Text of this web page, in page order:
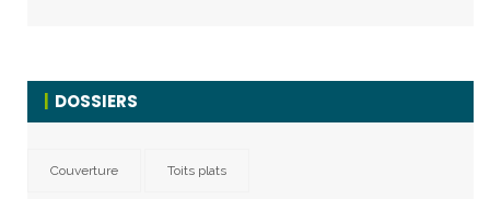
DOSSIERS
Couverture Toits plats